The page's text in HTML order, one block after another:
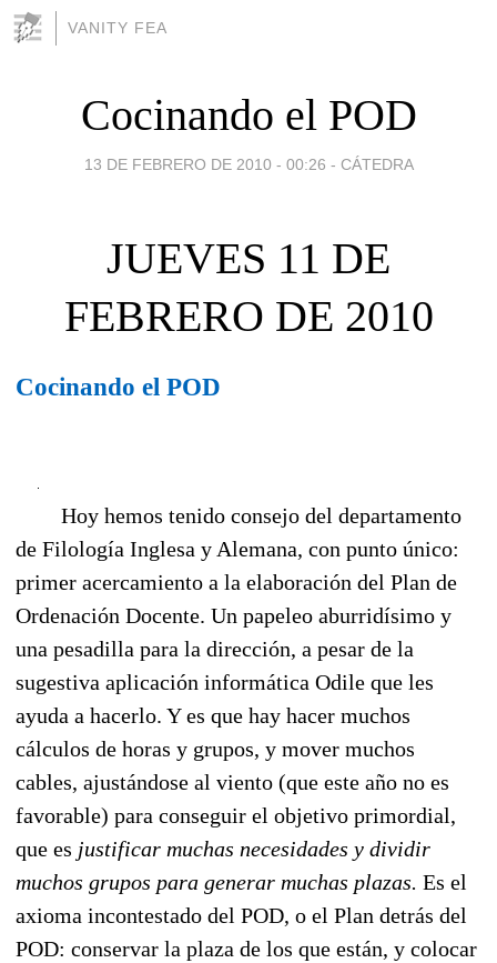
VANITY FEA
Cocinando el POD
13 DE FEBRERO DE 2010 - 00:26 - CÁTEDRA
JUEVES 11 DE
FEBRERO DE 2010
Cocinando el POD
Hoy hemos tenido consejo del departamento
de Filología Inglesa y Alemana, con punto único:
primer acercamiento a la elaboración del Plan de
Ordenación Docente. Un papeleo aburridísimo y
una pesadilla para la dirección, a pesar de la
sugestiva aplicación informática Odile que les
ayuda a hacerlo. Y es que hay hacer muchos
cálculos de horas y grupos, y mover muchos
cables, ajustándose al viento (que este año no es
favorable) para conseguir el objetivo primordial,
que es justificar muchas necesidades y dividir
muchos grupos para generar muchas plazas. Es el
axioma incontestado del POD, o el Plan detrás del
POD: conservar la plaza de los que están, y colocar